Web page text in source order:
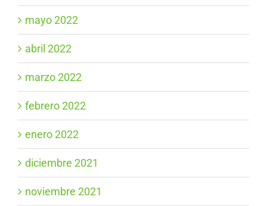
mayo 2022
abril 2022
marzo 2022
febrero 2022
enero 2022
diciembre 2021
noviembre 2021